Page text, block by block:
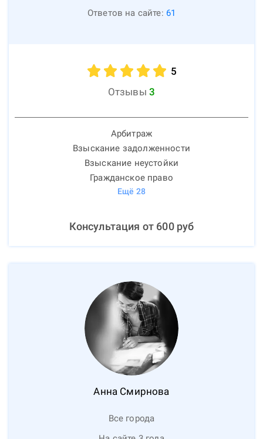
Ответов на сайте: 61
5
Отзывы 3
Арбитраж
Взыскание задолженности
Взыскание неустойки
Гражданское право
Ещё 28
Консультация от 600руб
Анна Смирнова
Все города